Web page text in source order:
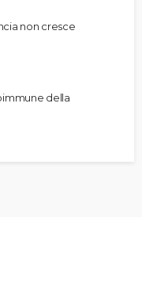
non cresce
della